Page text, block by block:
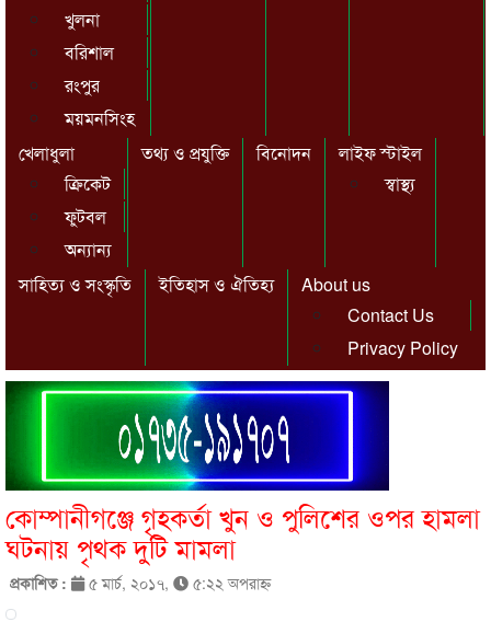
খুলনা
বরিশাল
রংপুর
ময়মনসিংহ
খেলাধুলা
ক্রিকেট
ফুটবল
অন্যান্য
তথ্য ও প্রযুক্তি বিনোদন
লাইফ স্টাইল
স্বাস্থ্য
সাহিত্য ও সংস্কৃতি ইতিহাস ও ঐতিহ্য
About us
Contact Us
Privacy Policy
কোম্পানীগঞ্জে গৃহকর্তা খুন ও পুলিশের ওপর হামলা
ঘটনায় পৃথক দুটি মামলা
প্রকাশিত : ৫ মার্চ, ২০১৭, ৫:২২ অপরাহ্ণ